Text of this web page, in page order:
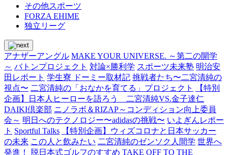
その他スポーツ
FORZA EHIME
独立リーグ
アナザーアングル MAKE YOUR UNIVERSE. ～第二の開学
～ バトンプロジェクト 対論×勝利学 スポーツ未来塾 明治安
田レポート 学生寮 ドーミー取材記 挑戦者たち〜二宮清純の
視点〜 二宮清純の「おなかを育てる」プロジェクト
【特別
企画】日本人ヒーローを語ろう 二宮清純VS.金子達仁
DAIKI倶楽部 ニノラボ＆RIZAP～コンディション向上委員
会～ 明日へのテクノロジー〜adidasの挑戦〜 いよぎんレポー
ト Sportful Talks
【特別企画】ウィズコロナと日本サッカー
の未来 この人と飲みたい 二宮清純のゼンソク人間学 世界へ
発進！ 脱日本式ゴルフのすすめ TAKE OFF TO THE